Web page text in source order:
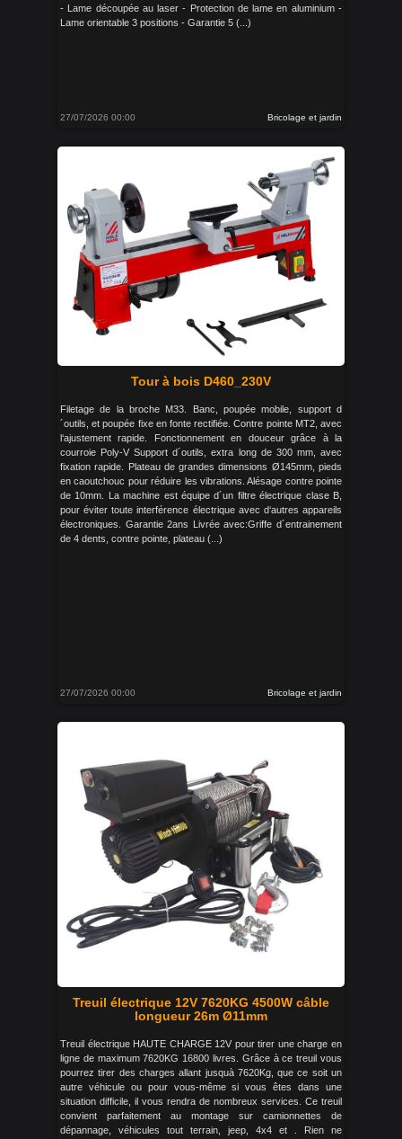
- Lame découpée au laser - Protection de lame en aluminium -
Lame orientable 3 positions - Garantie 5 (...)
27/07/2026 00:00 Bricolage et jardin
Tour à bois D460_230V
Filetage de la broche M33. Banc, poupée mobile, support d
´outils, et poupée fixe en fonte rectifiée. Contre pointe MT2, avec
l‘ajustement rapide. Fonctionnement en douceur grâce à la
courroie Poly-V Support d´outils, extra long de 300 mm, avec
fixation rapide. Plateau de grandes dimensions Ø145mm, pieds
en caoutchouc pour réduire les vibrations. Alésage contre pointe
de 10mm. La machine est équipe d´un filtre électrique clase B,
pour éviter toute interférence électrique avec d‘autres appareils
électroniques. Garantie 2ans Livrée avec:Griffe d´entrainement
de 4 dents, contre pointe, plateau (...)
27/07/2026 00:00 Bricolage et jardin
Treuil électrique 12V 7620KG 4500W câble
longueur 26m Ø11mm
Treuil électrique HAUTE CHARGE 12V pour tirer une charge en
ligne de maximum 7620KG 16800 livres. Grâce à ce treuil vous
pourrez tirer des charges allant jusquà 7620Kg, que ce soit un
autre véhicule ou pour vous-même si vous êtes dans une
situation difficile, il vous rendra de nombreux services. Ce treuil
convient parfaitement au montage sur camionnettes de
dépannage, véhicules tout terrain, jeep, 4x4 et . Rien ne